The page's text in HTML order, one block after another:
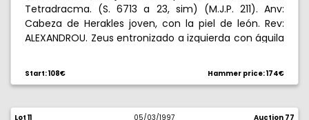
Tetradracma. (S. 6713 a 23, sim) (M.J.P. 211). Anv:
Cabeza de Herakles joven, con la piel de león. Rev:
ALEXANDROU. Zeus entronizado a izquierda con águila
Start: 108€ Hammer price: 174€
Lot 11 05/03/1997 Auction 77